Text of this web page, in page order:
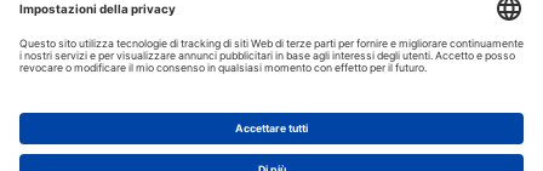
CFadda SRLa socio unico -Copyright© 2026 Via Calamattia, 23 - 09134
070/520422P.I. 00613980929